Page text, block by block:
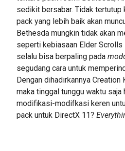
sedikit bersabar. Tidak tertutup
pack yang lebih baik akan
Bethesda mungkin tidak akan
seperti kebiasaan Elder Scrolls
selalu bisa berpaling pada
segudang cara untuk
Dengan dihadirkannya Creation
maka tinggal tunggu waktu saja
modifikasi-modifkasi keren
pack untuk DirectX 11?